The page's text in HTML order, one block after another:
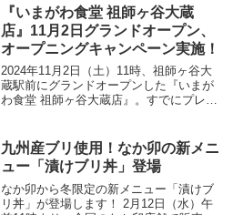
牛一頭買い専門の焼肉店です。​長年培っ
てきた肉の目...
『いまがわ食堂 祖師ヶ谷大蔵
店』11月2日グランドオープン、
オープニングキャンペーン実施！
2024年11月2日（土）11時、祖師ヶ谷大
蔵駅前にグランドオープンした『いまが
わ食堂 祖師ヶ谷大蔵店』。すでにプレオ
り、ランチタイムは11:00から15:00ま
で...
九州産ブリ使用！なか卯の新メニ
ュー「漬けブリ丼」登場
なか卯から冬限定の新メニュー「漬けブ
リ丼」が登場します！ 2月12日（水）午